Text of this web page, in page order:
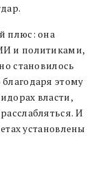
плюс: она
и политиками,
становилось
этому
власти,
И
установлены